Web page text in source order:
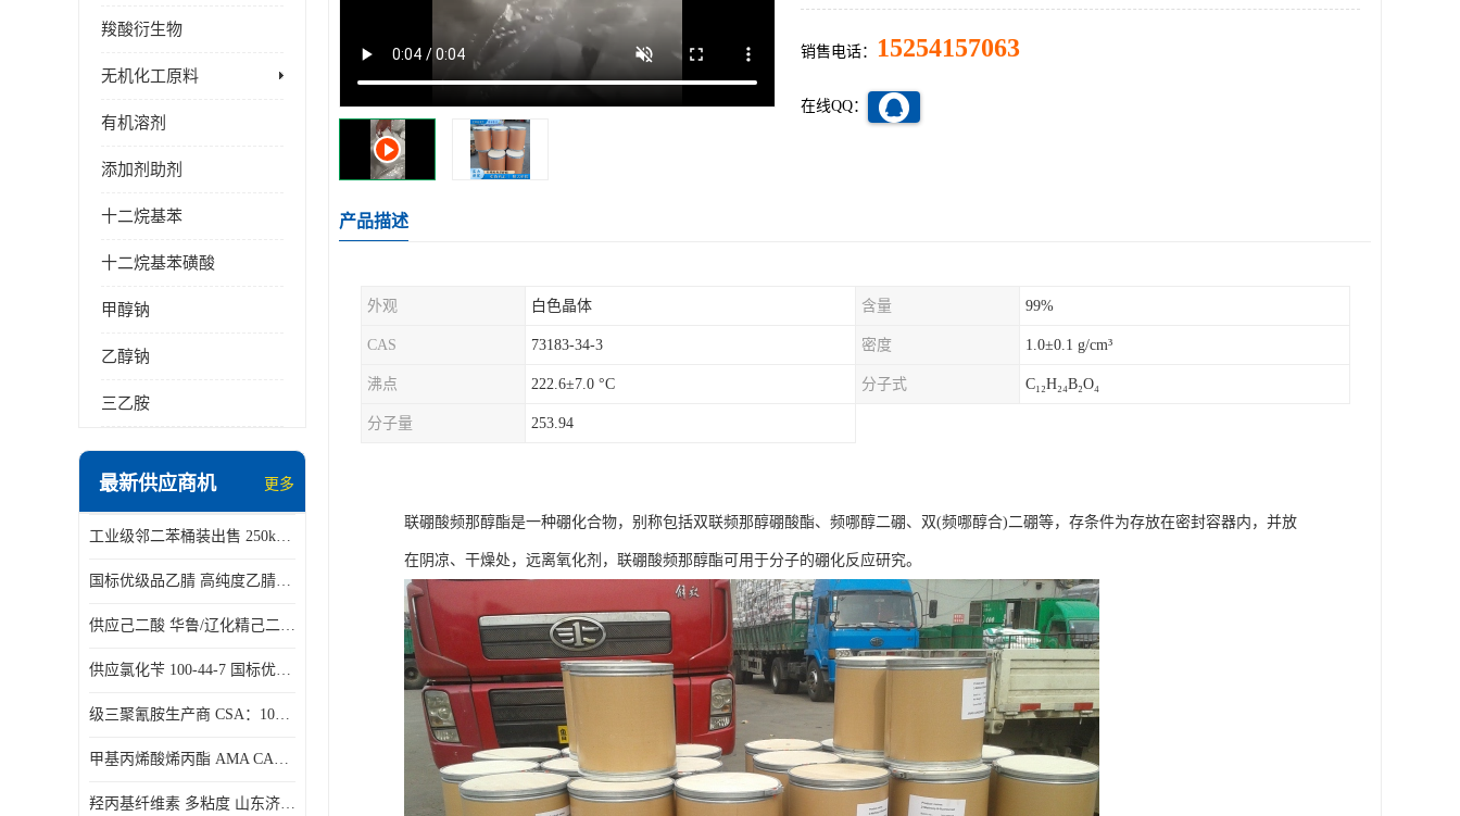
羧酸衍生物
无机化工原料
有机溶剂
添加剂助剂
十二烷基苯
十二烷基苯磺酸
甲醇钠
乙醇钠
三乙胺
最新供应商机 更多
工业级邻二苯桶装出售 250kg/桶 95-50-1
国标优级品乙腈 高纯度乙腈桶装现货160kg桶
供应己二酸 华鲁/辽化精己二酸 大包装可分小包装现货
供应氯化苄 100-44-7 国标优等品苄基氯 一桶起发
级三聚氰胺生产商 CSA：108-78-1 济南发货
甲基丙烯酸烯丙酯 AMA CAS：96-05-9
羟丙基纤维素 多粘度 山东济南仓库发货
销售电话： 15254157063
在线QQ：
产品描述
外观 白色晶体 含量 99%
CAS 73183-34-3 密度 1.0±0.1 g/cm³
沸点 222.6±7.0 °C 分子式 C₁₂H₂₄B₂O₄
分子量 253.94
联硼酸频那醇酯是一种硼化合物，别称包括双联频那醇硼酸酯、频哪醇二硼、双(频哪醇合)二硼等，存条件为存放在密封容器内，并放
在阴凉、干燥处，远离氧化剂，联硼酸频那醇酯可用于分子的硼化反应研究。